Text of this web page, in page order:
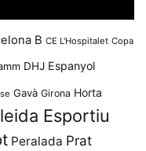
B CE L'Hospitalet Copa
DHJ Espanyol
Gavà Girona Horta
Esportiu
Peralada Prat